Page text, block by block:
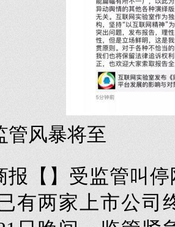
管风暴将至
报【】受监管叫
有两家上市公司